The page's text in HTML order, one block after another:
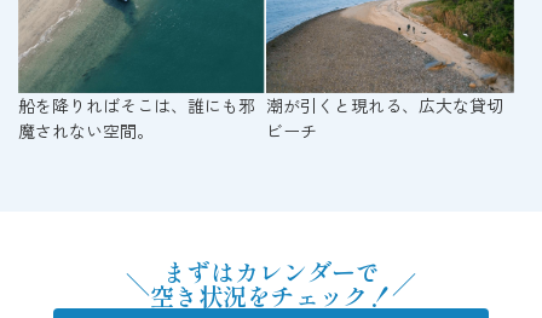
船を降りればそこは、誰にも邪
魔されない空間。
潮が引くと現れる、広大な貸切
ビーチ
まずはカレンダーで
空き状況をチェック！